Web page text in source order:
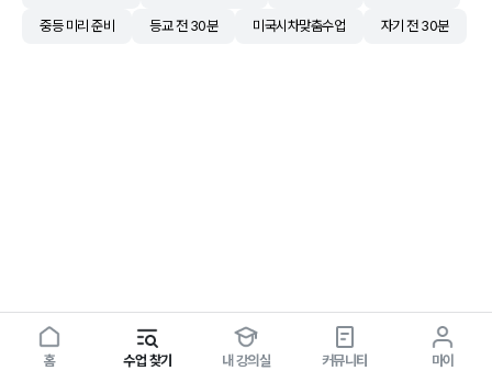
중등 미리 준비 등교 전 30분 미국시차맞춤수업 자기 전 30분
홈 수업 찾기 내 강의실 커뮤니티 마이